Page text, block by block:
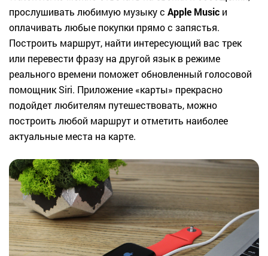
прослушивать любимую музыку с Apple Music и
оплачивать любые покупки прямо с запястья.
Построить маршрут, найти интересующий вас трек
или перевести фразу на другой язык в режиме
реального времени поможет обновленный голосовой
помощник Siri. Приложение «карты» прекрасно
подойдет любителям путешествовать, можно
построить любой маршрут и отметить наиболее
актуальные места на карте.